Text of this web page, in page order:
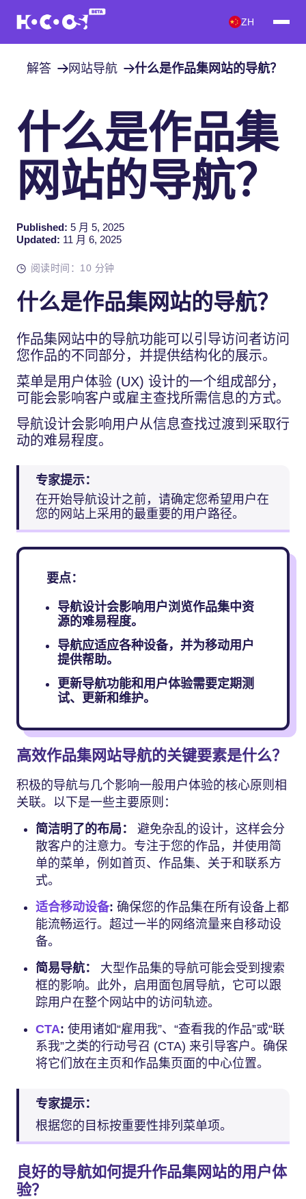
ZH
解答 网站导航 什么是作品集网站的导航？
什么是作品集
网站的导航？
Published: 5 月 5, 2025
Updated: 11 月 6, 2025
阅读时间：10 分钟
什么是作品集网站的导航？
作品集网站中的导航功能可以引导访问者访问
您作品的不同部分，并提供结构化的展示。
菜单是用户体验 (UX) 设计的一个组成部分，
可能会影响客户或雇主查找所需信息的方式。
导航设计会影响用户从信息查找过渡到采取行
动的难易程度。
专家提示：
在开始导航设计之前，请确定您希望用户在
您的网站上采用的最重要的用户路径。
要点：
导航设计会影响用户浏览作品集中资
源的难易程度。
导航应适应各种设备，并为移动用户
提供帮助。
更新导航功能和用户体验需要定期测
试、更新和维护。
高效作品集网站导航的关键要素是什么？
积极的导航与几个影响一般用户体验的核心原则相
关联。以下是一些主要原则：
简洁明了的布局：
避免杂乱的设计，这样会分
散客户的注意力。专注于您的作品，并使用简
单的菜单，例如首页、作品集、关于和联系方
式。
适合移动设备: 确保您的作品集在所有设备上都
能流畅运行。超过一半的网络流量来自移动设
备。
简易导航： 大型作品集的导航可能会受到搜索
框的影响。此外，启用面包屑导航，它可以跟
踪用户在整个网站中的访问轨迹。
CTA: 使用诸如“雇用我”、“查看我的作品”或“联
系我”之类的行动号召 (CTA) 来引导客户。确保
将它们放在主页和作品集页面的中心位置。
专家提示：
根据您的目标按重要性排列菜单项。
良好的导航如何提升作品集网站的用户体
验？